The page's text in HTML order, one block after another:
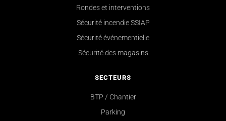
Rondes et interventions
Sécurité incendie SSIAP
Sécurité événementielle
Sécurité des magasins
SECTEURS
BTP / Chantier
Parking